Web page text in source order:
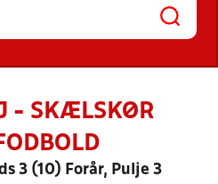
- SKÆLSKØR
3 (10) Forår, Pulje 3